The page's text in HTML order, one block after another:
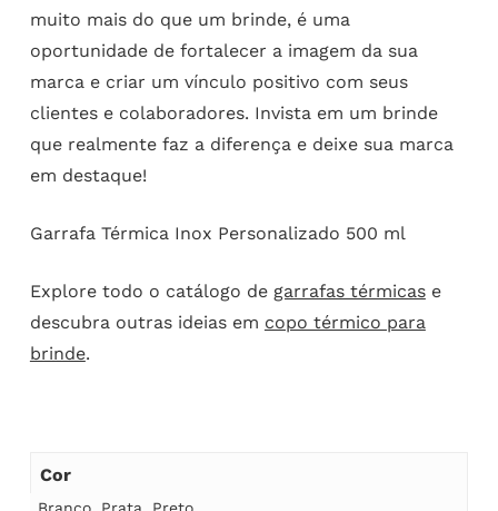
muito mais do que um brinde, é uma
oportunidade de fortalecer a imagem da sua
marca e criar um vínculo positivo com seus
clientes e colaboradores. Invista em um brinde
que realmente faz a diferença e deixe sua marca
em destaque!
Garrafa Térmica Inox Personalizado 500 ml
Explore todo o catálogo de garrafas térmicase
descubra outras ideias em copo térmico para
brinde.
Cor